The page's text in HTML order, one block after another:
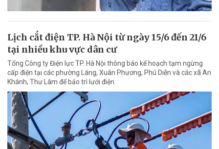
Lịch cắt điện TP. Hà Nội từ ngày 15/6 đến 21/6
tại nhiều khu vực dân cư
Tổng Công ty Điện lực TP. Hà Nội thông báo kế hoạch tạm ngừng
cấp điện tại các phường Láng, Xuân Phương, Phú Diễn và các xã An
Khánh, Thư Lâm để bảo trì lưới điện.